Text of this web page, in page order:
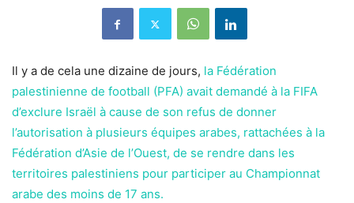
Il y a de cela une dizaine de jours, la Fédération
palestinienne de football (PFA) avait demandé à la FIFA
d’exclure Israël à cause de son refus de donner
l’autorisation à plusieurs équipes arabes, rattachées à la
Fédération d’Asie de l’Ouest, de se rendre dans les
territoires palestiniens pour participer au Championnat
arabe des moins de 17 ans.